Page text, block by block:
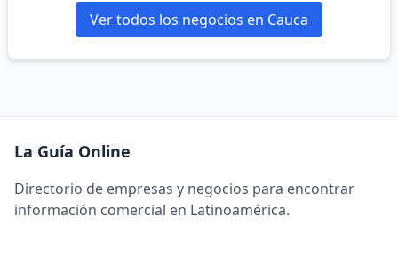
Ver todos los negocios en Cauca
La Guía Online
Directorio de empresas y negocios para encontrar
información comercial en Latinoamérica.